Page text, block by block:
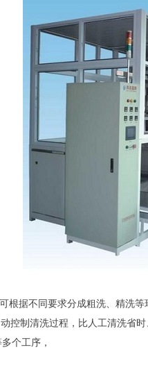
根据不同要求分成粗洗、精洗
控制清洗过程，比人工清洗省时
个工序，